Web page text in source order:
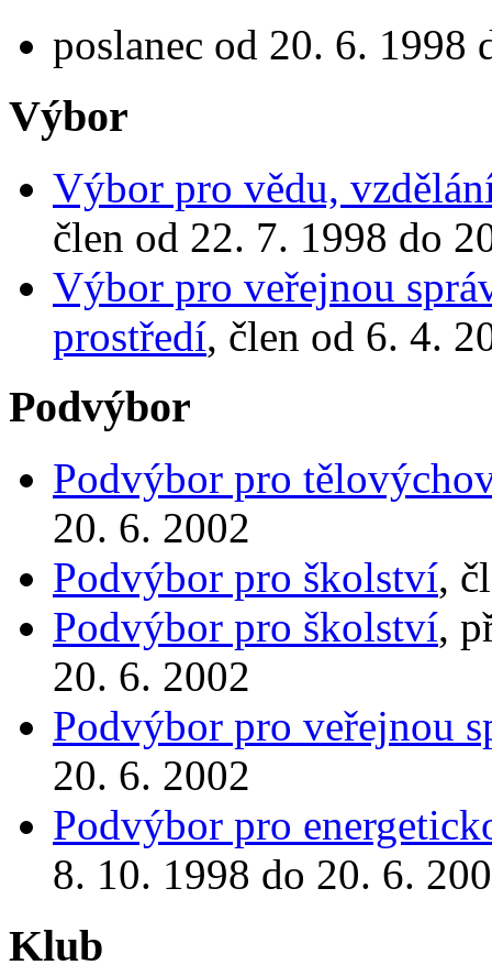
poslanec od 20. 6. 1998
Výbor
Výbor pro vědu,
člen od 22. 7. 1998 do
Výbor pro veřejnou
prostředí, člen od 6. 4.
Podvýbor
Podvýbor pro
20. 6. 2002
Podvýbor pro školství,
Podvýbor pro školství,
20. 6. 2002
Podvýbor pro veřejnou
20. 6. 2002
Podvýbor pro
8. 10. 1998 do 20. 6.
Klub